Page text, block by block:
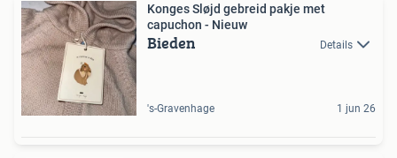
Konges Sløjd gebreid pakje met
capuchon - Nieuw
Bieden Details
's-Gravenhage 1 jun 26